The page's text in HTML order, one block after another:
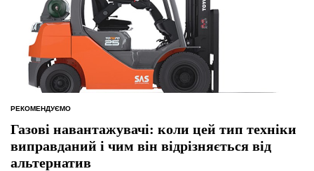
ОПУБЛІКУВАТИ
РЕКОМЕНДУЄМО
Газові навантажувачі: коли цей тип техніки
виправданий і чим він відрізняється від
альтернатив